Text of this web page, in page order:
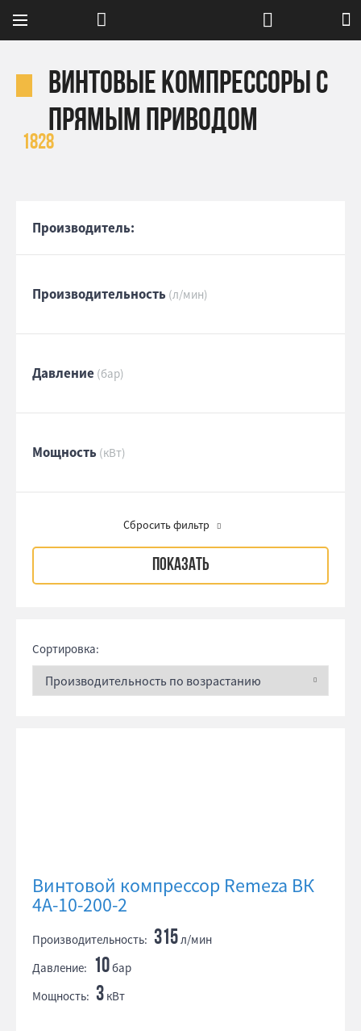
Винтовые компрессоры с
прямым приводом
1828
Производитель:
Производительность (л/мин)
Давление (бар)
Мощность (кВт)
Сбросить фильтр
Сортировка:
Винтовой компрессор Remeza ВК
4А-10-200-2
Производительность: 315л/мин
Давление: 10бар
Мощность: 3 кВт